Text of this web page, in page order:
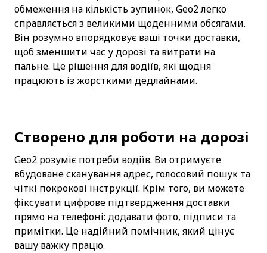
обмеження на кількість зупинок, Geo2 легко
справляється з великими щоденними обсягами.
Він розумно впорядковує ваші точки доставки,
щоб зменшити час у дорозі та витрати на
пальне. Це рішення для водіїв, які щодня
працюють із жорсткими дедлайнами.
Створено для роботи на дорозі
Geo2 розуміє потреби водіїв. Ви отримуєте
вбудоване сканування адрес, голосовий пошук та
чіткі покрокові інструкції. Крім того, ви можете
фіксувати цифрове підтвердження доставки
прямо на телефоні: додавати фото, підписи та
примітки. Це надійний помічник, який цінує
вашу важку працю.